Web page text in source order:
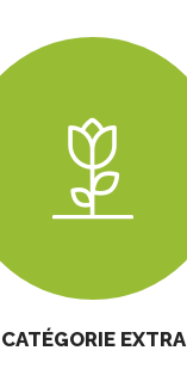
CATÉGORIE EXTRA